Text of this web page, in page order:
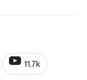
11.7k